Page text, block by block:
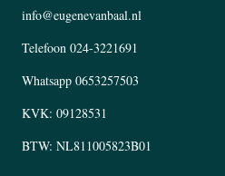
info@eugenevanbaal.nl
Telefoon 024-3221691
Whatsapp 0653257503
KVK: 09128531
BTW: NL811005823B01